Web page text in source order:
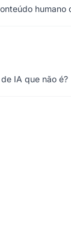
humano
IA que não é?